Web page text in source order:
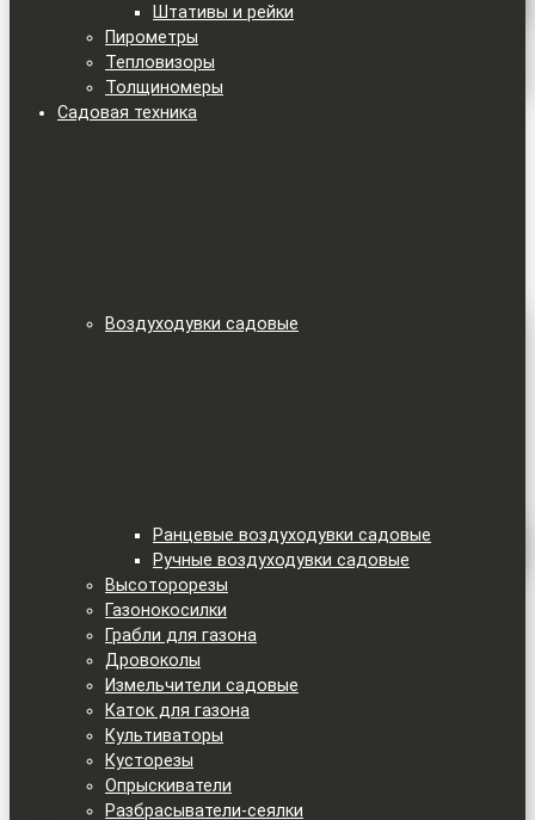
Штативы и рейки
Пирометры
Тепловизоры
Толщиномеры
Садовая техника
Воздуходувки садовые
Ранцевые воздуходувки садовые
Ручные воздуходувки садовые
Высоторорезы
Газонокосилки
Грабли для газона
Дровоколы
Измельчители садовые
Каток для газона
Культиваторы
Кусторезы
Опрыскиватели
Разбрасыватели-сеялки